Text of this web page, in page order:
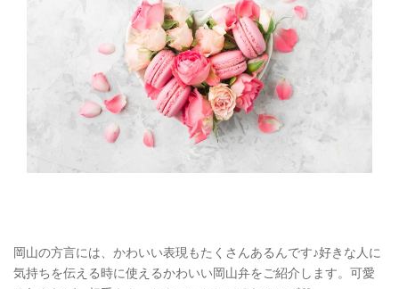
岡山の方言には、かわいい表現もたくさんあるんです♪好きな人に
気持ちを伝える時に使えるかわいい岡山弁をご紹介します。可愛